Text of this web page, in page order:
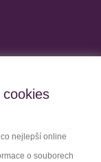
nejlepší online
o souborech